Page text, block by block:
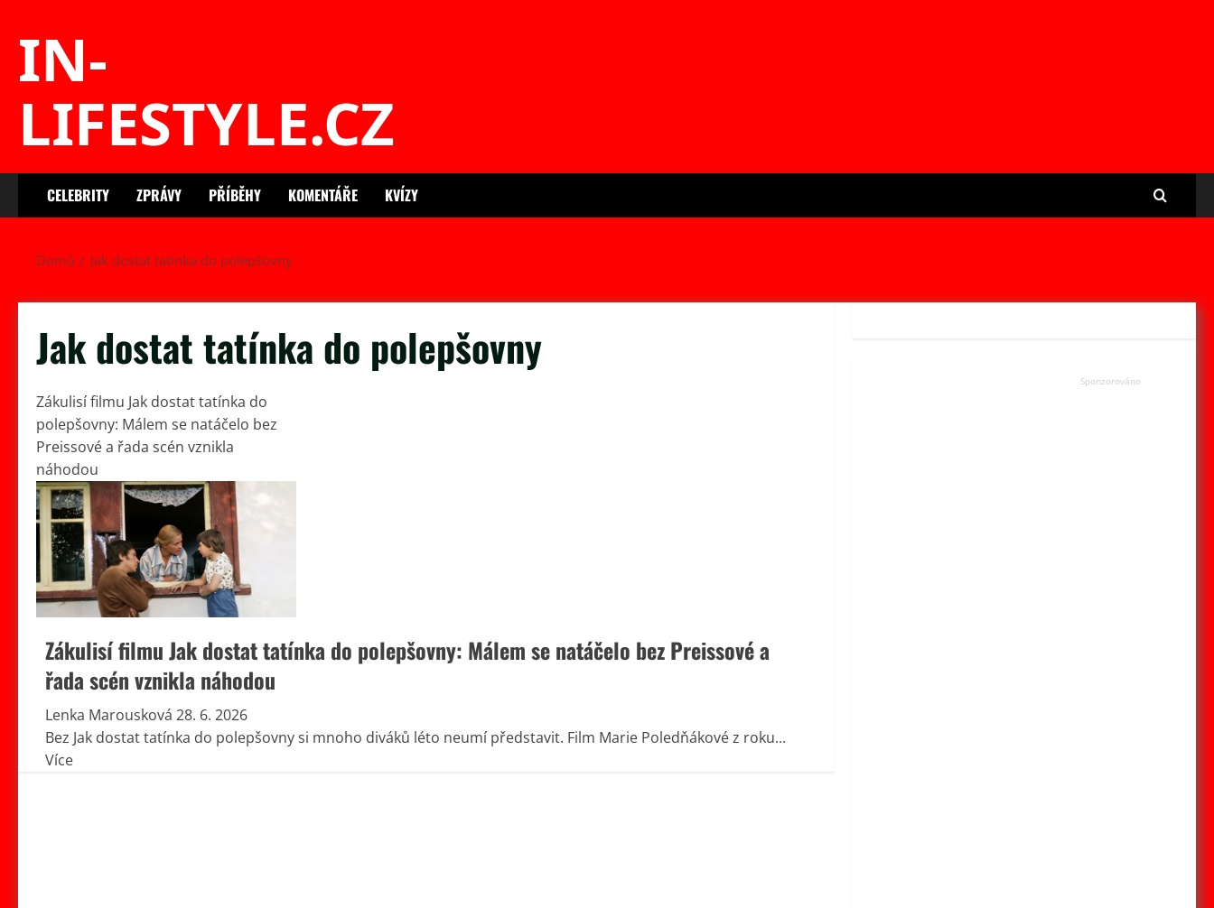
IN-
LIFESTYLE.CZ
CELEBRITY ZPRÁVY PŘÍBĚHY KOMENTÁŘE KVÍZY
Domů Jak dostat tatínka do polepšovny
Jak dostat tatínka do polepšovny
Zákulisí filmu Jak dostat tatínka do
polepšovny: Málem se natáčelo bez
Preissové a řada scén vznikla
náhodou
Zákulisí filmu Jak dostat tatínka do polepšovny: Málem se natáčelo bez Preissové a
řada scén vznikla náhodou
Lenka Marousková 28. 6. 2026
Bez Jak dostat tatínka do polepšovny si mnoho diváků léto neumí představit. Film Marie Poledňákové z roku...
VíceRead